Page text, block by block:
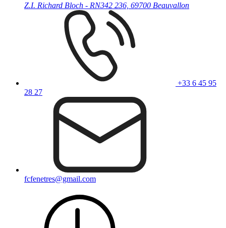
Z.I. Richard Bloch - RN342 236, 69700 Beauvallon
+33 6 45 95
28 27
fcfenetres@gmail.com